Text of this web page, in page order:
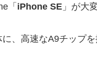
「 iPhone SE 」が大
、高速なA9チップ